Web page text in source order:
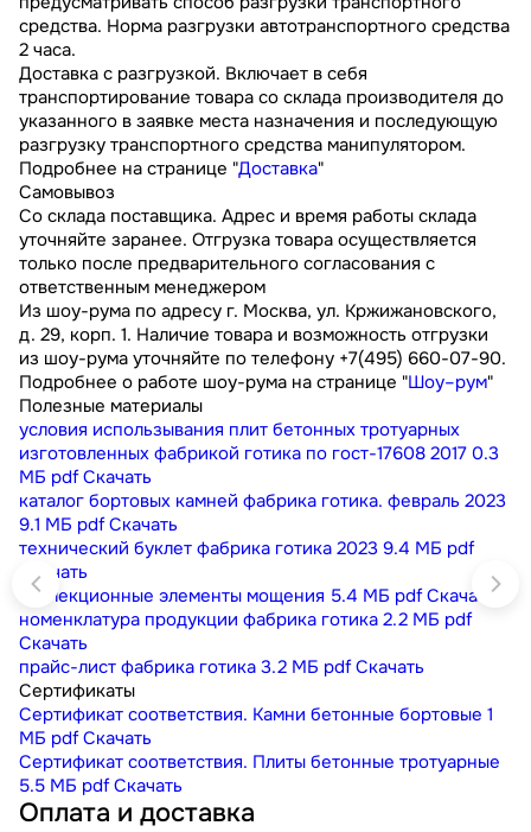
средства. Норма разгрузки автотранспортного средства
2 часа.
Доставка с разгрузкой. Включает в себя
транспортирование товара со склада производителя до
указанного в заявке места назначения и последующую
разгрузку транспортного средства манипулятором.
Подробнее на странице "Доставка"
Самовывоз
Со склада поставщика. Адрес и время работы склада
уточняйте заранее. Отгрузка товара осуществляется
только после предварительного согласования с
ответственным менеджером
Из шоу-рума по адресу г. Москва, ул. Кржижановского,
д. 29, корп. 1. Наличие товара и возможность отгрузки
из шоу-рума уточняйте по телефону +7(495) 660-07-90.
Подробнее о работе шоу-рума на странице "Шоу–рум"
Полезные материалы
условия использывания плит бетонных тротуарных
изготовленных фабрикой готика по гост-17608 2017 0.3
МБ pdf Скачать
каталог бортовых камней фабрика готика. февраль 2023
9.1 МБ pdf Скачать
технический буклет фабрика готика 2023 9.4 МБ pdf
Скачать
коллекционные элементы мощения 5.4 МБ pdf Скачать
номенклатура продукции фабрика готика 2.2 МБ pdf
Скачать
прайс-лист фабрика готика 3.2 МБ pdf Скачать
Сертификаты
Сертификат соответствия. Камни бетонные бортовые 1
МБ pdf Скачать
Сертификат соответствия. Плиты бетонные тротуарные
5.5 МБ pdf Скачать
Оплата и доставка